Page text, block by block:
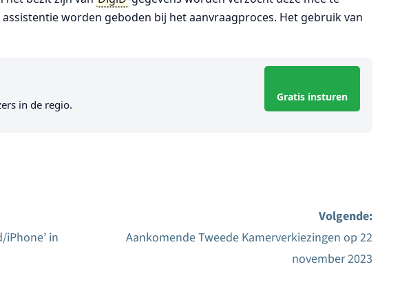
worden geboden bij het aanvraagproces. Het gebruik van
in de regio.
Gratis insturen
in
Volgende:
Aankomende Tweede Kamerverkiezingen op 22
november 2023